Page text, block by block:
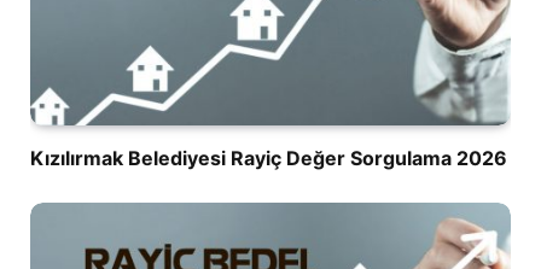
Kızılırmak Belediyesi Rayiç Değer Sorgulama 2026